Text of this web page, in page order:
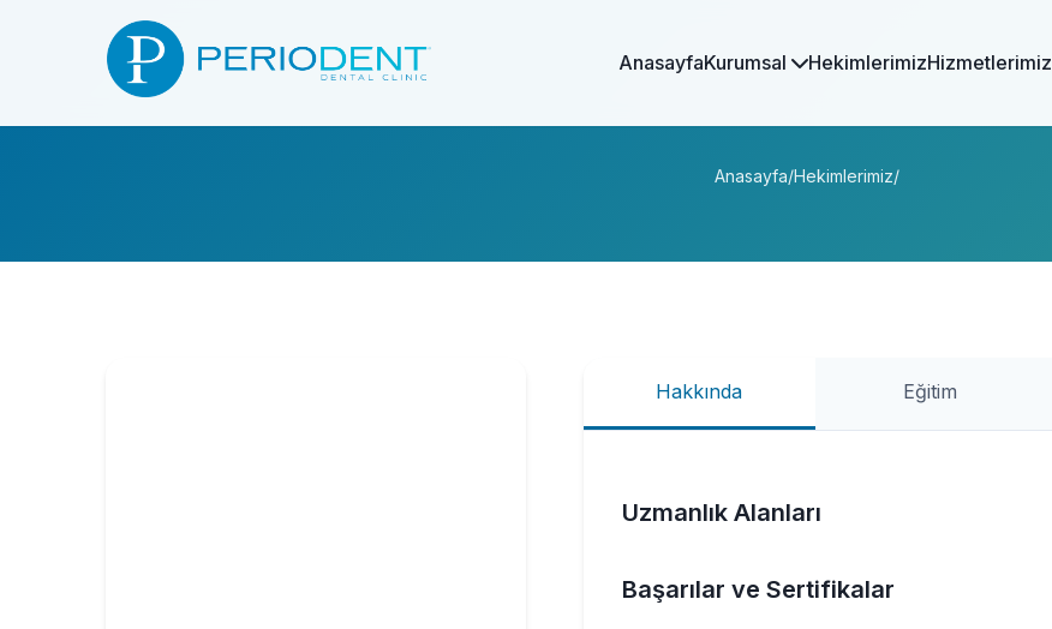
AnasayfaKurumsal HekimlerimizHizmetlerimiz
Anasayfa/Hekimlerimiz/
Hakkında Eğitim
Uzmanlık Alanları
Başarılar ve Sertifikalar